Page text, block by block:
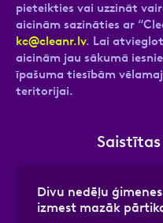
pieteikties vai uzzināt
aicinām sazināties ar
kc@cleanr.lv. Lai
aicinām jau sākumā
īpašuma tiesībām
teritorijai.
Divu nedēļu
izmest mazāk